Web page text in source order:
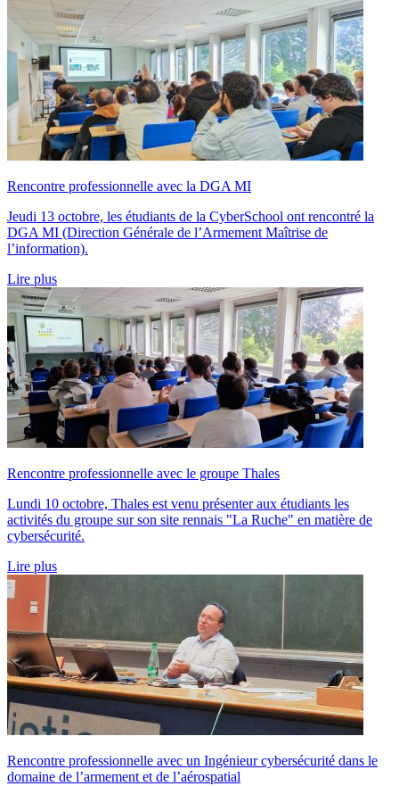
Rencontre professionnelle avec la DGA MI
Jeudi 13 octobre, les étudiants de la CyberSchool ont rencontré la
DGA MI (Direction Générale de l’Armement Maîtrise de
l’information).
Lire plus
Rencontre professionnelle avec le groupe Thales
Lundi 10 octobre, Thales est venu présenter aux étudiants les
activités du groupe sur son site rennais "La Ruche" en matière de
cybersécurité.
Lire plus
Rencontre professionnelle avec un Ingénieur cybersécurité dans le
domaine de l’armement et de l’aérospatial